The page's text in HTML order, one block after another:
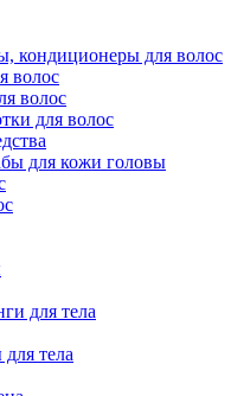
кондиционеры для волос
волос
волос
для волос
для кожи головы
для тела
тела